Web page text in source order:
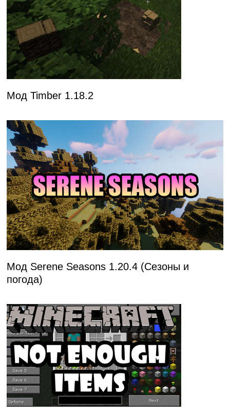
Мод Timber 1.18.2
Мод Serene Seasons 1.20.4 (Сезоны и
погода)